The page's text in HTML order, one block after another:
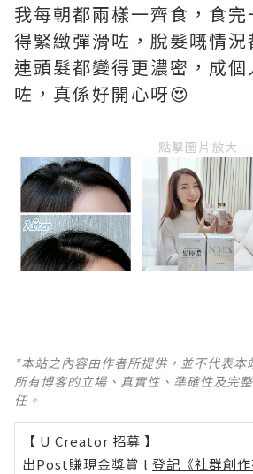
我每朝都兩樣一齊食，食
得緊緻彈滑咗，脫髮嘅情況
連頭髮都變得更濃密，成個
咗，真係好開心呀😍
點擊圖片放大
*本站之內容由作者所提供，並不代表
所有博客的立場、真實性、準確性及完
任。
【 U Creator 招募 】
出Post賺現金獎賞 l 登記《社群創作